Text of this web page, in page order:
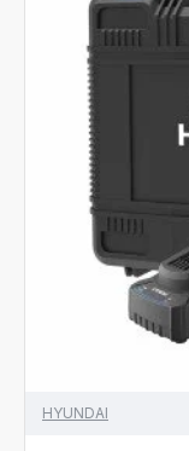
HYUNDAI